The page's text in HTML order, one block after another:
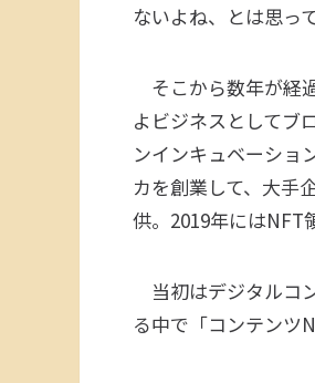
ないよね、とは思っ
そこから数年が経
よビジネスとしてブ
ンインキュベーショ
カを創業して、大手
供。2019年にはNFT
当初はデジタルコ
る中で「コンテンツ